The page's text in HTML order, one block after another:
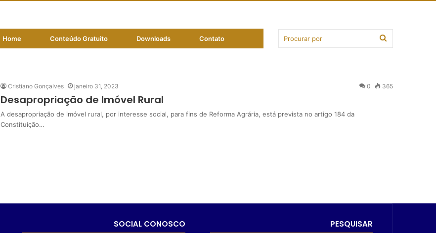
Home Conteúdo Gratuito Downloads Contato
Cristiano Gonçalves janeiro 31, 2023 0 365
Desapropriação de Imóvel Rural
A desapropriação de imóvel rural, por interesse social, para fins de Reforma Agrária, está prevista no artigo 184 da
Constituição…
SOCIAL CONOSCO PESQUISAR